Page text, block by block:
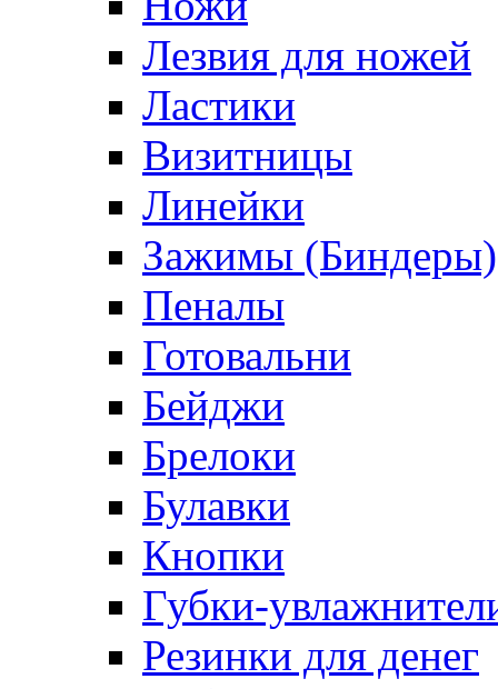
Лезвия для ножей
Ластики
Визитницы
Линейки
Зажимы (Биндеры)
Пеналы
Готовальни
Бейджи
Брелоки
Булавки
Кнопки
Губки-
Резинки для денег